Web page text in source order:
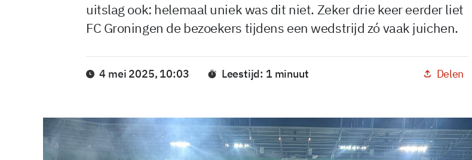
uitslag ook: helemaal uniek was dit niet. Zeker drie keer eerder liet
FC Groningen de bezoekers tijdens een wedstrijd zó vaak juichen.
4 mei 2025, 10:03 Leestijd: 1 minuut Delen